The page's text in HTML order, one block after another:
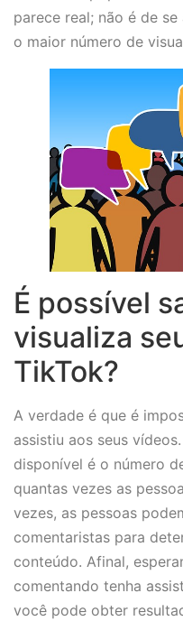
parece real; não é de
o maior número de
É possível
visualiza
TikTok?
A verdade é que é
assistiu aos seus
disponível é o número
quantas vezes as
vezes, as pessoas
comentaristas para
conteúdo. Afinal,
comentando tenha
você pode obter